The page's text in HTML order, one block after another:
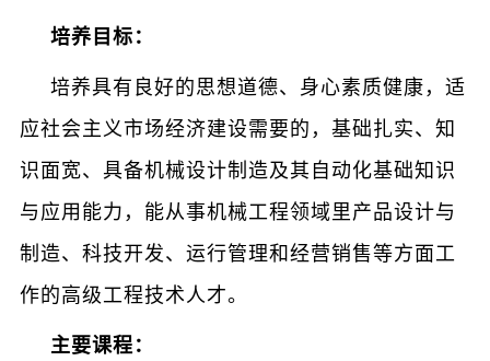
培养目标：
培养具有良好的思想道德、身心素质健康，适
应社会主义市场经济建设需要的，基础扎实、知
识面宽、具备机械设计制造及其自动化基础知识
与应用能力，能从事机械工程领域里产品设计与
制造、科技开发、运行管理和经营销售等方面工
作的高级工程技术人才。
主要课程：